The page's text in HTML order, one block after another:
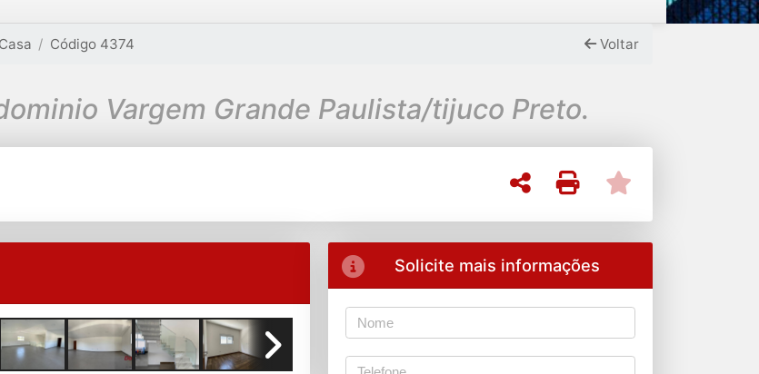
Casa Código 4374 Voltar
Vargem Grande Paulista/tijuco Preto.
Solicite mais informações